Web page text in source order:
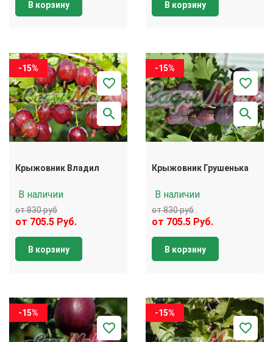
В корзину В корзину
-15%
Крыжовник Владил
В наличии
от 830 руб
от 705.5 Руб.
В корзину
-15%
Крыжовник Грушенька
В наличии
от 830 руб
от 705.5 Руб.
В корзину
-15% -15%